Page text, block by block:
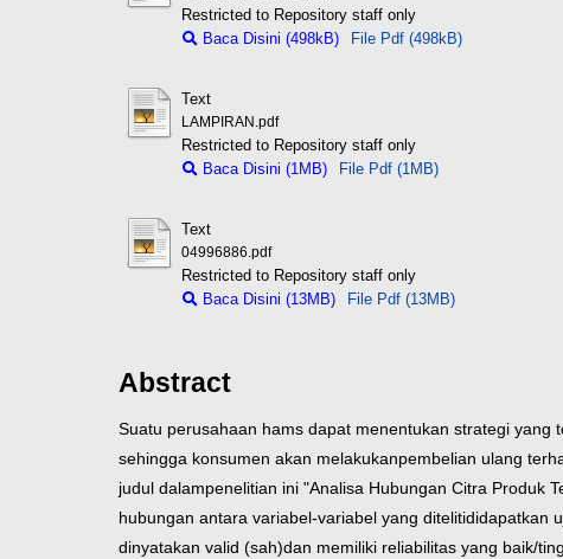
Restricted to Repository staff only
Baca Disini (498kB)
File Pdf (498kB)
Text
LAMPIRAN.pdf
Restricted to Repository staff only
Baca Disini (1MB)
File Pdf (1MB)
Text
04996886.pdf
Restricted to Repository staff only
Baca Disini (13MB)
File Pdf (13MB)
Abstract
Suatu perusahaan hams dapat menentukan strategi yang
sehingga konsumen akan melakukanpembelian ulang
judul dalampenelitian ini "Analisa Hubungan Citra Produk
hubungan antara variabel-variabel yang ditelitididapatkan
dinyatakan valid (sah)dan memiliki reliabilitas yang baik/